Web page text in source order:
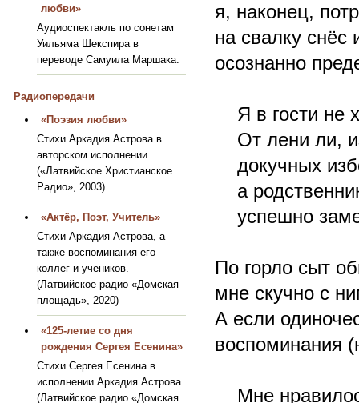
любви»
Аудиоспектакль по сонетам
Уильяма Шекспира в
переводе Самуила Маршака.
Радиопередачи
«Поэзия любви»
Стихи Аркадия Астрова в
авторском исполнении.
(«Латвийское Христианское
Радио», 2003)
«Актёр, Поэт, Учитель»
Стихи Аркадия Астрова, а
также воспоминания его
коллег и учеников.
(Латвийское радио «Домская
площадь», 2020)
«125-летие со дня
рождения Сергея Есенина»
Стихи Сергея Есенина в
исполнении Аркадия Астрова.
(Латвийское радио «Домская
я, наконец,
на свалку снёс
осознанно
Я в гости не
От лени ли,
докучных
а
успешно
По горло сыт
мне скучно с
А если
воспоминания
Мне